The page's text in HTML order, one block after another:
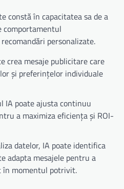
constă în capacitatea sa de a
comportamentul
personalizate.
crea mesaje publicitare care
și preferințelor individuale
IA poate ajusta continuu
a maximiza eficiența și ROI-
datelor, IA poate identifica
adapta mesajele pentru a
în momentul potrivit.